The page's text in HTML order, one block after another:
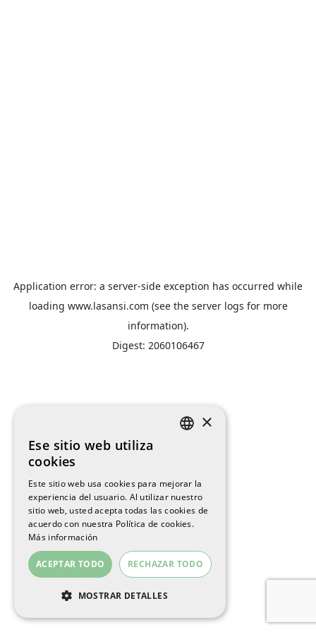
Application error: a server-side exception has occurred while
loading www.lasansi.com (see the server logs for more
information).
Digest: 2060106467
CATALAN
×
Ese sitio web utiliza
cookies
Este sitio web usa cookies para mejorar la
experiencia del usuario. Al utilizar nuestro
sitio web, usted acepta todas las cookies de
acuerdo con nuestra Política de cookies.
Más información
ACEPTAR TODO RECHAZAR TODO
MOSTRAR DETALLES
COOKIES ESTRICTAMENTE